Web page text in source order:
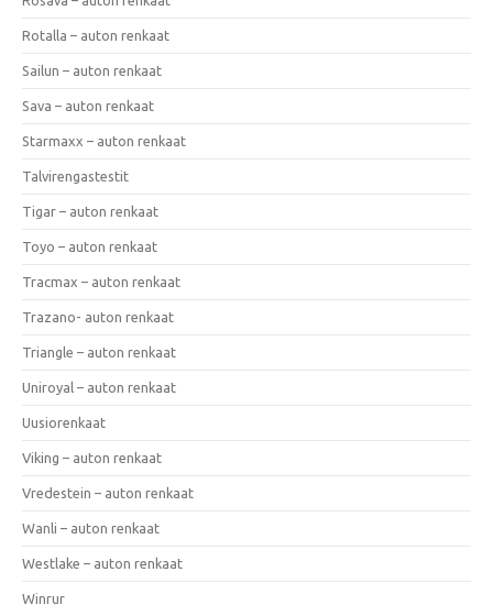
Rotalla – auton renkaat
Sailun – auton renkaat
Sava – auton renkaat
Starmaxx – auton renkaat
Talvirengastestit
Tigar – auton renkaat
Toyo – auton renkaat
Tracmax – auton renkaat
Trazano- auton renkaat
Triangle – auton renkaat
Uniroyal – auton renkaat
Uusiorenkaat
Viking – auton renkaat
Vredestein – auton renkaat
Wanli – auton renkaat
Westlake – auton renkaat
Winrur